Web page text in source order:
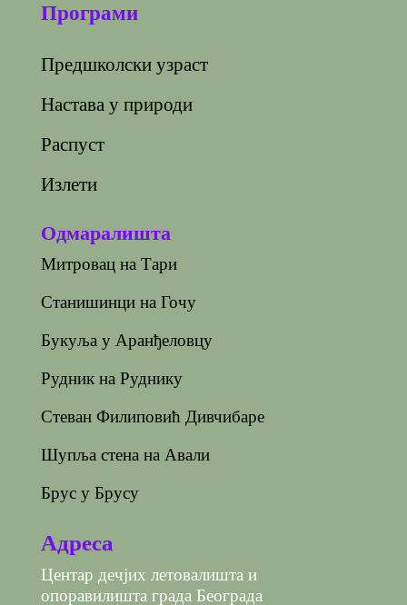
Програми
Предшколски узраст
Настава у природи
Распуст
Излети
Одмаралишта
Митровац на Тари
Станишинци на Гочу
Букуља у Аранђеловцу
Рудник на Руднику
Стеван Филиповић Дивчибаре
Шупља стена на Авали
Брус у Брусу
Адреса
Центар дечјих летовалишта и
опоравилишта града Београда